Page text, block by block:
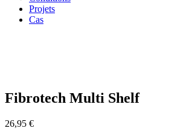
Projets
Cas
Fibrotech Multi Shelf
26,95 €